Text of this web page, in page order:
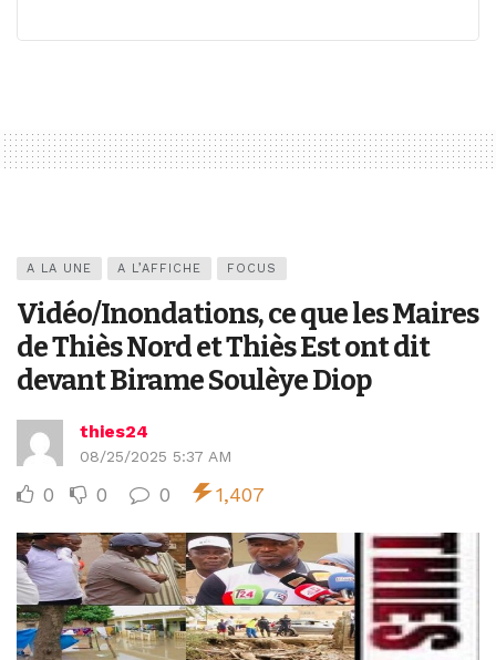
A LA UNE A L’AFFICHE FOCUS
Vidéo/Inondations, ce que les Maires
de Thiès Nord et Thiès Est ont dit
devant Birame Soulèye Diop
thies24
08/25/2025 5:37 AM
0 0 0 1,407